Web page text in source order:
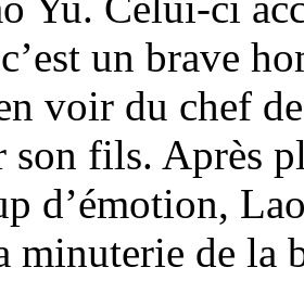
un brave
voir du chef
son fils. Après
d’émotion,
minuterie de la